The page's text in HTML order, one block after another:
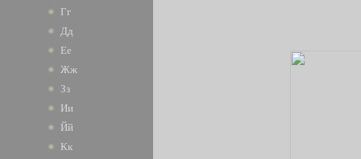
Гг
Дд
Ее
Жж
Зз
Ии
Йй
Кк